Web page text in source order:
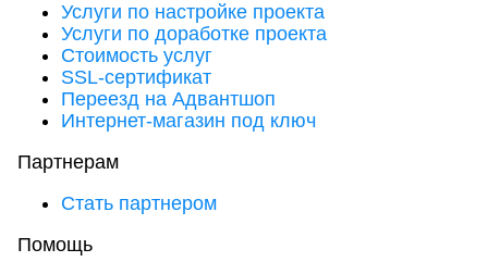
Услуги по настройке проекта
Услуги по доработке проекта
Стоимость услуг
SSL-сертификат
Переезд на Адвантшоп
Интернет-магазин под ключ
Партнерам
Стать партнером
Помощь